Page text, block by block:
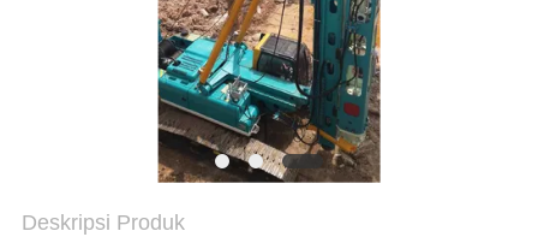
NGOBROL
SEKARANG
COMPANY
Deskripsi Produk